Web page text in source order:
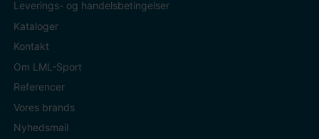
Leverings- og handelsbetingelser
Kataloger
Kontakt
Om LML-Sport
Referencer
Vores brands
Nyhedsmail